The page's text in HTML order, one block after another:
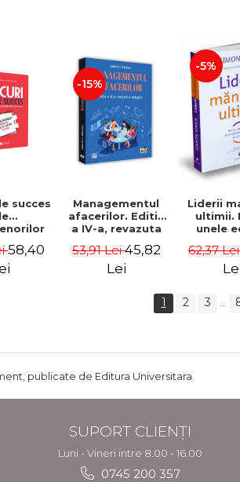
succes
sa-ti
58,40
-15%
Managementul
afacerilor. Editia
a IV-a, revazuta
Gabriel I. Nastase
53,91 Lei45,82
Lei
-5%
Liderii
ultimii.
unele
altele nu.
62,37
1 2 3
publicate de Editura Universitara.
SUPORT CLIENȚI
Luni - Vineri intre 8.00 - 16.00
0745 200 357